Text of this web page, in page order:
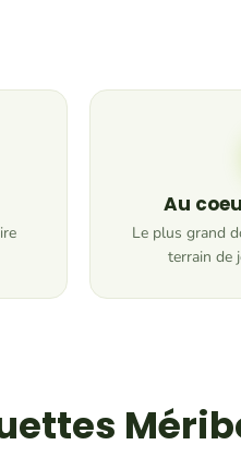
Au
Le plus grand
terrain de